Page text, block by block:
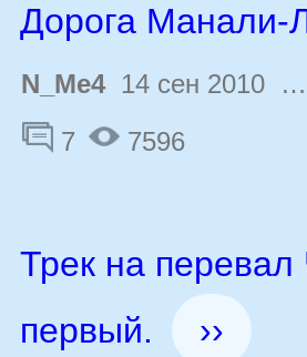
Дорога Манали-
N_Me414 сен 2010 …
7
7596
Трек на
первый.
››